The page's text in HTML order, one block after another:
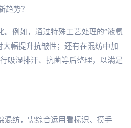
势？
例如，通过特殊工艺处理的“液氨
幅提升抗皱性；还有在混纺中加
吸湿排汗、抗菌等后整理，以满足
混纺，需综合运用看标识、摸手